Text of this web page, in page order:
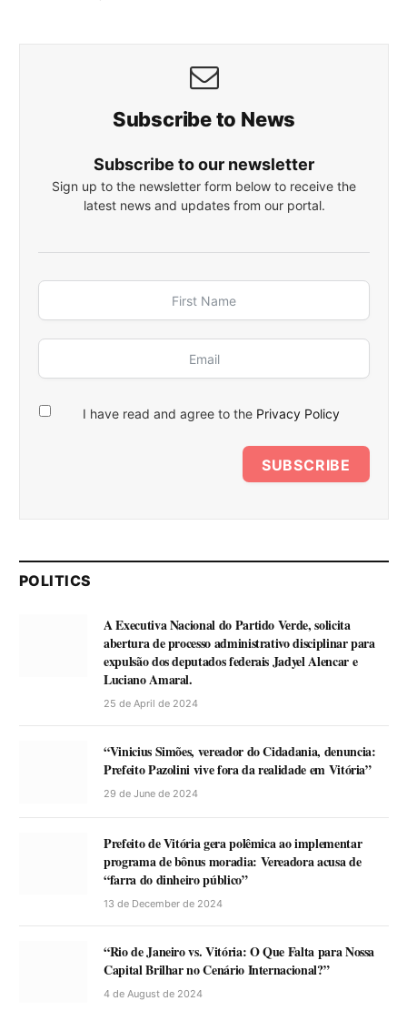
Subscribe to News
Subscribe to our newsletter
Sign up to the newsletter form below to receive the
latest news and updates from our portal.
I have read and agree to the Privacy Policy
SUBSCRIBE
POLITICS
A Executiva Nacional do Partido Verde, solicita
abertura de processo administrativo disciplinar para
expulsão dos deputados federais Jadyel Alencar e
Luciano Amaral.
25 de April de 2024
“Vinicius Simões, vereador do Cidadania, denuncia:
Prefeito Pazolini vive fora da realidade em Vitória”
29 de June de 2024
Prefeito de Vitória gera polêmica ao implementar
programa de bônus moradia: Vereadora acusa de
“farra do dinheiro público”
13 de December de 2024
“Rio de Janeiro vs. Vitória: O Que Falta para Nossa
Capital Brilhar no Cenário Internacional?”
4 de August de 2024